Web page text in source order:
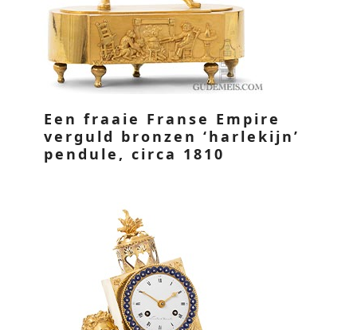
Een fraaie Franse Empire
verguld bronzen ‘harlekijn’
pendule, circa 1810